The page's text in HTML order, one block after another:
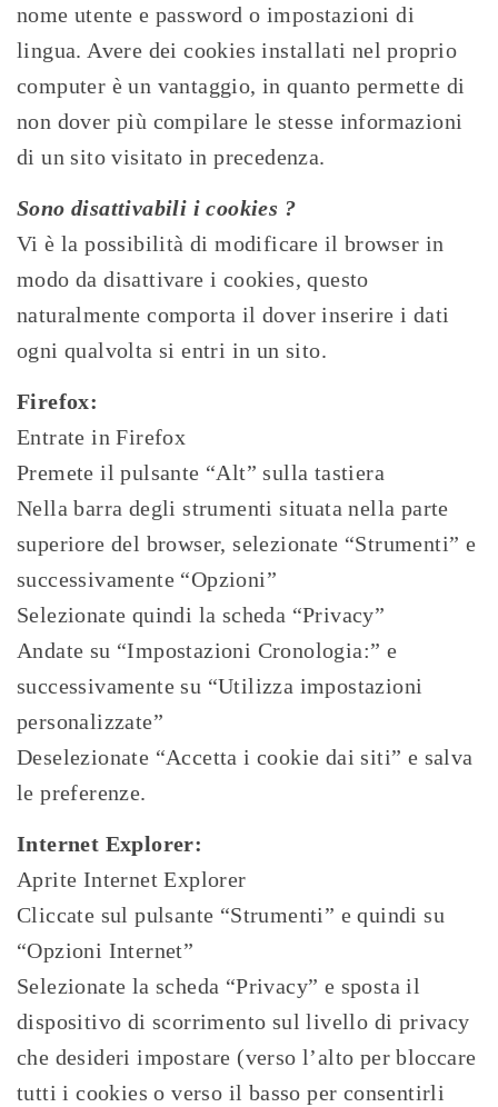
nome utente e password o impostazioni di
lingua. Avere dei cookies installati nel proprio
computer è un vantaggio, in quanto permette di
non dover più compilare le stesse informazioni
di un sito visitato in precedenza.
Sono disattivabili i cookies ?
Vi è la possibilità di modificare il browser in
modo da disattivare i cookies, questo
naturalmente comporta il dover inserire i dati
ogni qualvolta si entri in un sito.
Firefox:
Entrate in Firefox
Premete il pulsante “Alt” sulla tastiera
Nella barra degli strumenti situata nella parte
superiore del browser, selezionate “Strumenti” e
successivamente “Opzioni”
Selezionate quindi la scheda “Privacy”
Andate su “Impostazioni Cronologia:” e
successivamente su “Utilizza impostazioni
personalizzate”
Deselezionate “Accetta i cookie dai siti” e salva
le preferenze.
Internet Explorer:
Aprite Internet Explorer
Cliccate sul pulsante “Strumenti” e quindi su
“Opzioni Internet”
Selezionate la scheda “Privacy” e sposta il
dispositivo di scorrimento sul livello di privacy
che desideri impostare (verso l’alto per bloccare
tutti i cookies o verso il basso per consentirli